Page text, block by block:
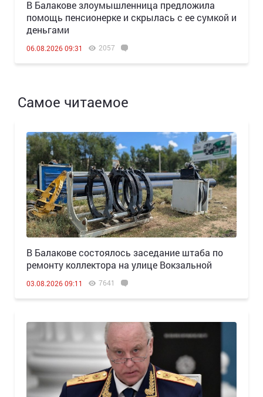
В Балакове злоумышленница предложила
помощь пенсионерке и скрылась с ее сумкой и
деньгами
06.08.2026 09:31 2057
Самое читаемое
В Балакове состоялось заседание штаба по
ремонту коллектора на улице Вокзальной
03.08.2026 09:11 7641